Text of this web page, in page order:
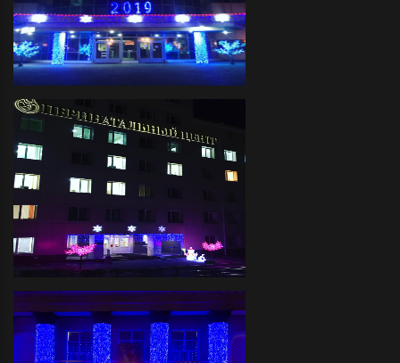
Завод "Балтика"- Декоративное
праздничное оформление фасада
светодиодной иллюминацией и
украшение светодиодными
деревьями
Перинатальный Центр-
декоративное праздничное
оформление фасада